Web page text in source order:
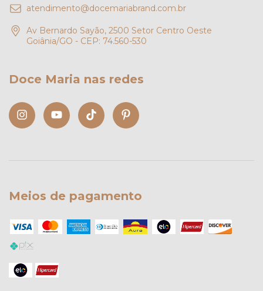
atendimento@docemariabrand.com.br
Av Bernardo Sayão, 2500 Setor Centro Oeste
Goiânia/GO - CEP: 74.560-530
Doce Maria nas redes
Meios de pagamento